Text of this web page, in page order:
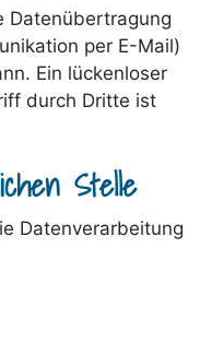
Datenübertragung
per E-Mail)
Ein lückenloser
durch Dritte ist
Stelle
Datenverarbeitung